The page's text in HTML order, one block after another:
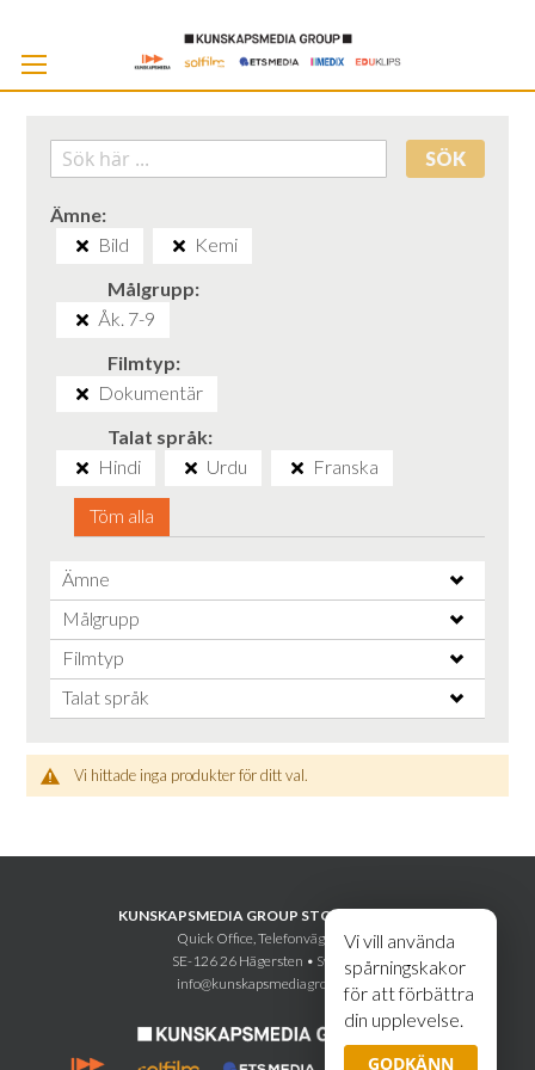
Vi vill använda
spårningskakor
för att förbättra
din upplevelse.
GODKÄNN
SÖK
Ämne
Bild
Kemi
Målgrupp
Åk. 7-9
Filmtyp
Dokumentär
Talat språk
Hindi
Urdu Franska
Töm alla
Ämne
Målgrupp
Filmtyp
Talat språk
Vi hittade inga produkter för ditt val.
KUNSKAPSMEDIA GROUP STOCKHOLM AB
Quick Office, Telefonvägen 30
SE-126 26 Hägersten • Sweden
info@kunskapsmediagroup.se